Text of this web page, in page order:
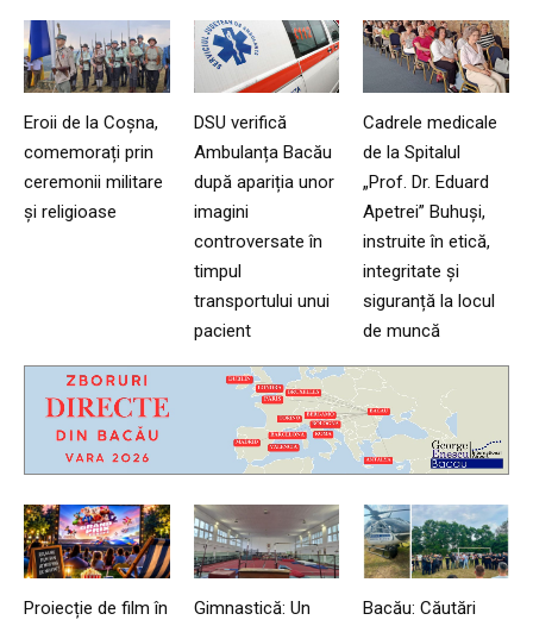
Eroii de la Coșna,
comemorați prin
ceremonii militare
și religioase
DSU verifică
Ambulanța Bacău
după apariția unor
imagini
controversate în
timpul
transportului unui
pacient
Cadrele medicale
de la Spitalul
„Prof. Dr. Eduard
Apetrei” Buhuși,
instruite în etică,
integritate și
siguranță la locul
de muncă
Proiecție de film în
Gimnastică: Un
Bacău: Căutări